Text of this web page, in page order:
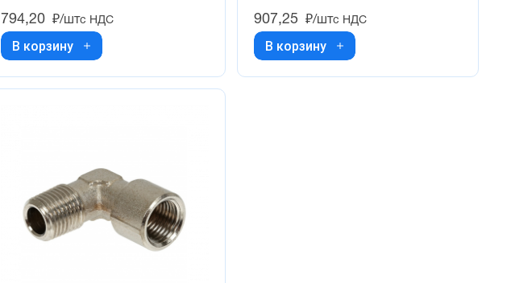
794,20 ₽/штс НДС
В корзину
907,25 ₽/штс НДС
В корзину